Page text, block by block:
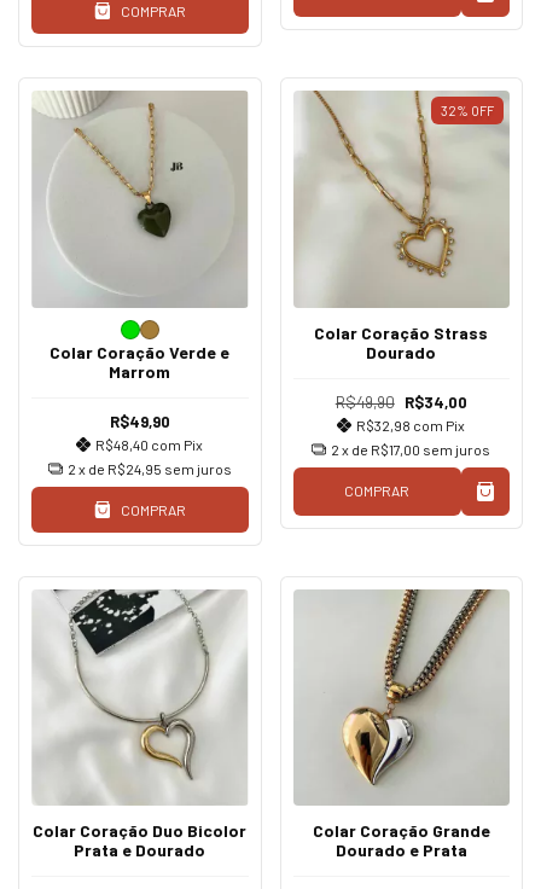
COMPRAR
Colar Coração Verde e
Marrom
R$49,90
R$48,40 com Pix
2 x de R$24,95 sem juros
COMPRAR
32% OFF
Colar Coração Strass
Dourado
R$49,90 R$34,00
R$32,98 com Pix
2 x de R$17,00 sem juros
COMPRAR
Colar Coração Duo Bicolor
Prata e Dourado
Colar Coração Grande
Dourado e Prata